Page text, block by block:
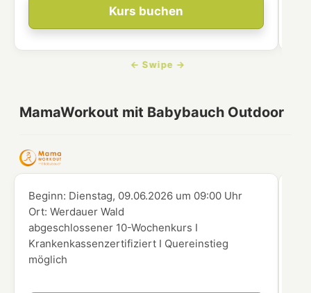
Kurs buchen
MamaWorkout mit Babybauch Outdoor
Beginn: Dienstag, 09.06.2026 um 09:00 Uhr
Ort:Werdauer Wald
abgeschlossener 10-Wochenkurs I
Krankenkassenzertifiziert I Quereinstieg
möglich